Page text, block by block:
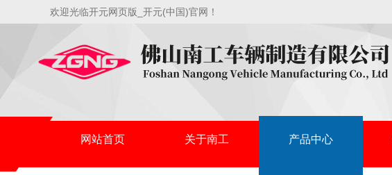
欢迎光临开元网页版_开元(中国)官网！
网站首页 关于南工 产品中心